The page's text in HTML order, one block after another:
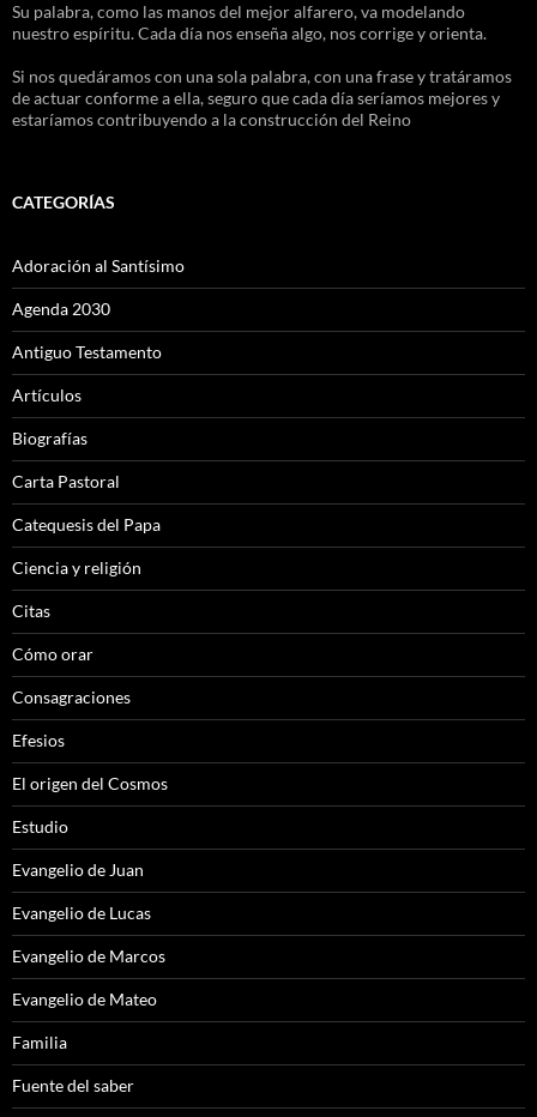
Su palabra, como las manos del mejor alfarero, va modelando
nuestro espíritu. Cada día nos enseña algo, nos corrige y orienta.
Si nos quedáramos con una sola palabra, con una frase y tratáramos
de actuar conforme a ella, seguro que cada día seríamos mejores y
estaríamos contribuyendo a la construcción del Reino
CATEGORÍAS
Adoración al Santísimo
Agenda 2030
Antiguo Testamento
Artículos
Biografías
Carta Pastoral
Catequesis del Papa
Ciencia y religión
Citas
Cómo orar
Consagraciones
Efesios
El origen del Cosmos
Estudio
Evangelio de Juan
Evangelio de Lucas
Evangelio de Marcos
Evangelio de Mateo
Familia
Fuente del saber